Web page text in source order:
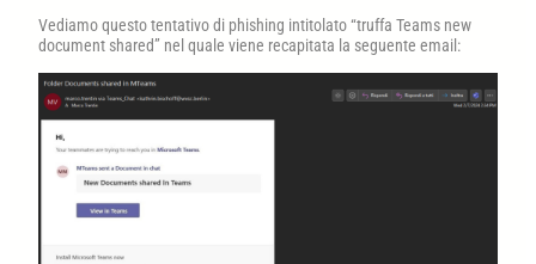
Vediamo questo tentativo di phishing intitolato “truffa Teams new
document shared” nel quale viene recapitata la seguente email: